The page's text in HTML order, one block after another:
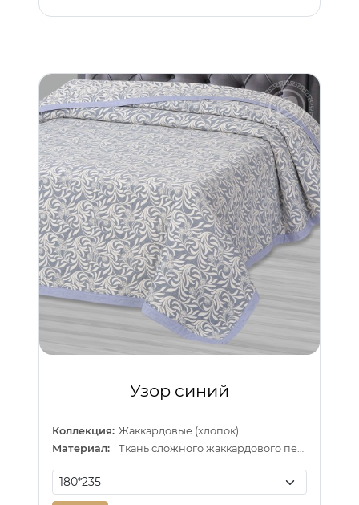
Узор синий
Коллекция: Жаккардовые (хлопок)
Материал: